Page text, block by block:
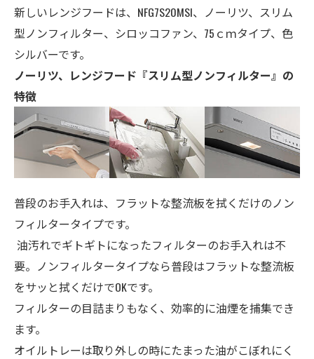
新しいレンジフードは、NFG7S20MSI、ノーリツ、スリム
型ノンフィルター、シロッコファン、75ｃｍタイプ、色
シルバーです。
ノーリツ、レンジフード『スリム型ノンフィルター』の
特徴
普段のお手入れは、フラットな整流板を拭くだけのノン
フィルタータイプです。
油汚れでギトギトになったフィルターのお手入れは不
要。ノンフィルタータイプなら普段はフラットな整流板
をサッと拭くだけでOKです。
フィルターの目詰まりもなく、効率的に油煙を捕集でき
ます。
オイルトレーは取り外しの時にたまった油がこぼれにく